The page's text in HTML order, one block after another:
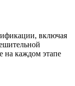
включая
на каждом этапе